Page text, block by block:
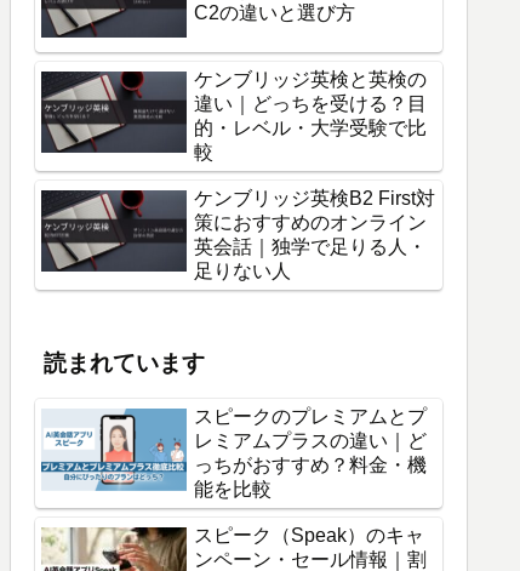
C2の違いと選び方
ケンブリッジ英検と英検の
違い｜どっちを受ける？目
的・レベル・大学受験で比
較
ケンブリッジ英検B2 First対
策におすすめのオンライン
英会話｜独学で足りる人・
足りない人
読まれています
スピークのプレミアムとプ
レミアムプラスの違い｜ど
っちがおすすめ？料金・機
能を比較
スピーク（Speak）のキャ
ンペーン・セール情報｜割